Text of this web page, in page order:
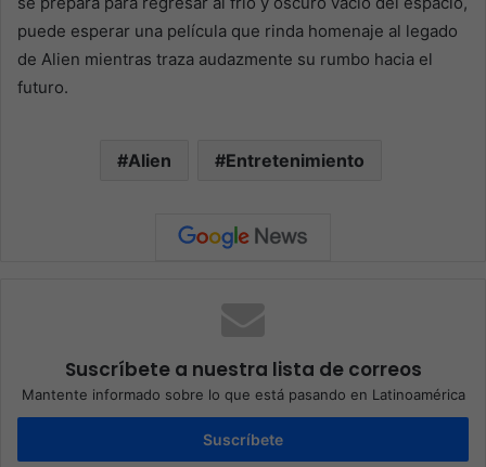
puede esperar una película que rinda homenaje al legado
de Alien mientras traza audazmente su rumbo hacia el
futuro.
Alien Entretenimiento
Suscríbete a nuestra lista de correos
Mantente informado sobre lo que está pasando en Latinoamérica
Suscríbete